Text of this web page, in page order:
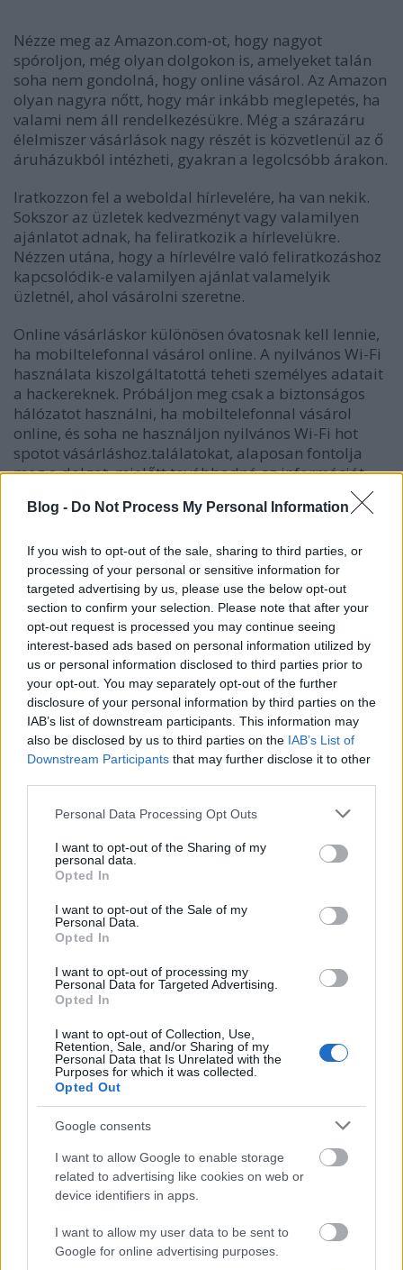
Blog - Do Not Process My Personal Information
If you wish to opt-out of the sale, sharing to third parties, or
processing of your personal or sensitive information for
targeted advertising by us, please use the below opt-out
section to confirm your selection. Please note that after your
opt-out request is processed you may continue seeing
interest-based ads based on personal information utilized by
us or personal information disclosed to third parties prior to
your opt-out. You may separately opt-out of the further
disclosure of your personal information by third parties on the
IAB’s list of downstream participants. This information may
also be disclosed by us to third parties on the IAB’s List of
Downstream Participants that may further disclose it to other
Please note that this website/app uses one or more Google
not limited to your visit or usage behaviour. You may click to
grant or deny consent to Google and its third-party tags to
use your data for below specified purposes in below Google
consent section.
Personal Data Processing Opt Outs
I want to opt-out of the Sharing of my
personal data.
Opted In
I want to opt-out of the Sale of my
Personal Data.
Opted In
I want to opt-out of processing my
Personal Data for Targeted Advertising.
Opted In
I want to opt-out of Collection, Use,
Retention, Sale, and/or Sharing of my
Personal Data that Is Unrelated with the
Purposes for which it was collected.
Opted Out
Google consents
I want to allow Google to enable storage
related to advertising like cookies on web or
device identifiers in apps.
I want to allow my user data to be sent to
Google for online advertising purposes.
Nézze meg az Amazon.com-ot, hogy nagyot
spóroljon, még olyan dolgokon is, amelyeket talán
soha nem gondolná, hogy online vásárol. Az Amazon
olyan nagyra nőtt, hogy már inkább meglepetés, ha
valami nem áll rendelkezésükre. Még a szárazáru
élelmiszer vásárlások nagy részét is közvetlenül az ő
áruházukból intézheti, gyakran a legolcsóbb árakon.
Iratkozzon fel a weboldal hírlevelére, ha van nekik.
Sokszor az üzletek kedvezményt vagy valamilyen
ajánlatot adnak, ha feliratkozik a hírlevelükre.
Nézzen utána, hogy a hírlevélre való feliratkozáshoz
kapcsolódik-e valamilyen ajánlat valamelyik
üzletnél, ahol vásárolni szeretne.
Online vásárláskor különösen óvatosnak kell lennie,
ha mobiltelefonnal vásárol online. A nyilvános Wi-Fi
használata kiszolgáltatottá teheti személyes adatait
a hackereknek. Próbáljon meg csak a biztonságos
hálózatot használni, ha mobiltelefonnal vásárol
online, és soha ne használjon nyilvános Wi-Fi hot
spotot vásárláshoz.találatokat, alaposan fontolja
meg a dolgot, mielőtt továbbadná az információt.
amelyek segítenek eldönteni, hogy egy weboldal
Online vásárláskor mindig próbálja szem előtt
tartani a szállítási díjat. Sok webhely egy bizonyos
összeg feletti rendelés esetén ingyenes szállítást
kínál. Abban az esetben, ha mégis fizetnie kell a
szállításért, győződjön meg róla, hogy az belefér-e a
költségvetésébe, miután mindent a kosarába tett. Ha
tele van a kosár, és csak aztán derül ki, hogy nem
engedheti meg magának a szállítási költséget, az
sosem kellemes élmény.
Iratkozzon fel kedvenc webáruházai hírlevelére.
Sokszor az online áruházak napi, heti vagy havi
hírleveleket küldenek különleges eladásokat,
kedvezményeket és ajánlatokat. Ha szeret spórolni,
akkor lehet, hogy remek ajánlatokat talál olyan
termékekre, amelyeket amúgy is meg akart volna
vásárolni.
Védje számítógépét. Ha online vásárol, különösen
olyan webhelyen, amelyet nem ismer, győződjön
meg róla, hogy a számítógépén naprakész
vírusvédelem van. Ez elengedhetetlen ahhoz, hogy
számítógépét ne fertőzzék meg rosszindulatú
ingyenes opciót találhat.
Soha ne utaljon át senkinek pénzt online
vásárláshoz. Ezt a fizetési módot sokan használják
olyan emberek, akik ki akarják csalni a pénzét. A
hitelkártya használata jobb, mivel vitathatja, ha a
terméket soha nem kapja meg. A pénz átutalása
semmiféle védelmet nem nyújt Önnek.
megvásárolni, de egy kicsit kevesebbet szeretne
fizetni, tegye a kosárba. A legtöbb üzlet elmenti a